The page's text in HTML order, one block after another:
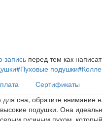
запись перед тем как
#Пуховые подушки
Сертификаты
для сна, обратите
подушки. Она
гусиным пухом,